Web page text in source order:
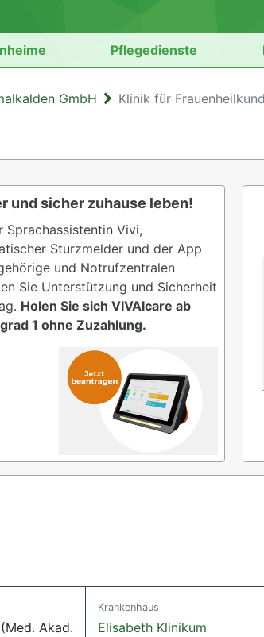
Pflegedienste
GmbH Klinik für
und sicher zuhause leben!
Sprachassistentin Vivi,
Sturzmelder und der App
und Notrufzentralen
Sie Unterstützung und Sicherheit
Holen Sie sich VIVAIcare ab
1 ohne Zuzahlung.
Akad.
Krankenhaus
Elisabeth Klinikum